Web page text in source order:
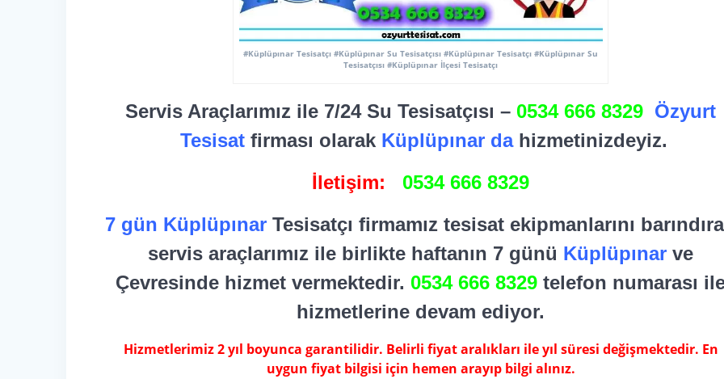
#Küplüpınar Tesisatçı #Küplüpınar Su Tesisatçısı #Küplüpınar Tesisatçı #Küplüpınar Su
Tesisatçısı #Küplüpınar İlçesi Tesisatçı
Servis Araçlarımız ile 7/24 Su Tesisatçısı – 0534 666 8329 Özyurt
Tesisatfirması olarak Küplüpınar da hizmetinizdeyiz.
İletişim:
0534 666 8329
7 gün KüplüpınarTesisatçı firmamız tesisat ekipmanlarını
servis araçlarımız ile birlikte haftanın 7 günü Küplüpınarve
Çevresinde hizmet vermektedir. 0534 666 8329 telefon numarası
hizmetlerine devam ediyor.
Hizmetlerimiz 2 yıl boyunca garantilidir. Belirli fiyat aralıkları ile yıl süresi değişmektedir. En
uygun fiyat bilgisi için hemen arayıp bilgi alınız.